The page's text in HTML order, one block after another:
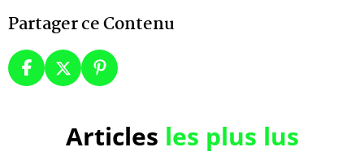
Partager ce Contenu
Articles les plus lus